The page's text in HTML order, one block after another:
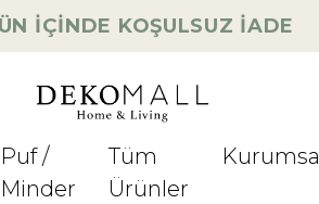
İÇİNDE KOŞULSUZ İADE
Puf /
Minder
Tüm
Ürünler
Kurumsal